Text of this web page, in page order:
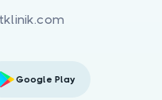
Google Play